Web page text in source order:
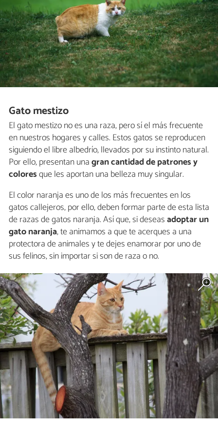
Gato mestizo
El gato mestizo no es una raza, pero sí el más frecuente
en nuestros hogares y calles. Estos gatos se reproducen
siguiendo el libre albedrío, llevados por su instinto natural.
Por ello, presentan unagran cantidad de patrones y
coloresque les aportan una belleza muy singular.
El color naranja es uno de los más frecuentes en los
gatos callejeros, por ello, deben formar parte de esta lista
de razas de gatos naranja. Así que, si deseasadoptar un
gato naranja, te animamos a que te acerques a una
protectora de animales y te dejes enamorar por uno de
sus felinos, sin importar si son de raza o no.